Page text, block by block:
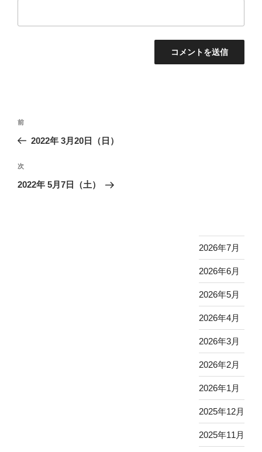
投
ビ
ゲ
前
の
稿
前
2022年 3月20日（日）
次
の
次
2022年 5月7日（土）
2026年7月
2026年6月
2026年5月
2026年4月
2026年3月
2026年2月
2026年1月
2025年12月
2025年11月